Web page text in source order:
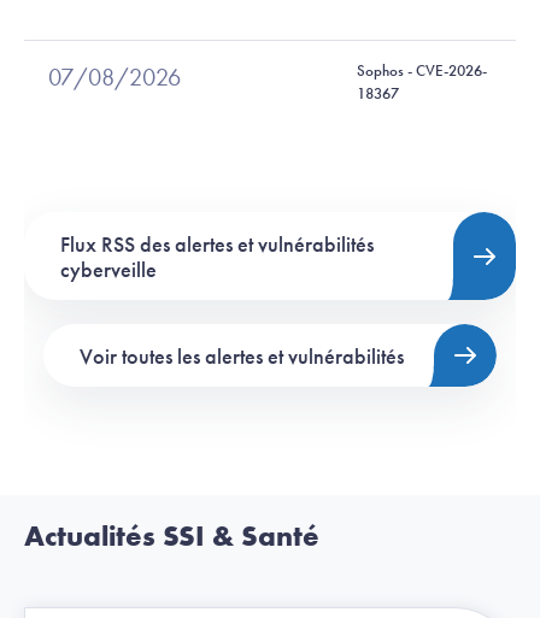
07/08/2026
Sophos - CVE-2026-
18367
Flux RSS des alertes et vulnérabilités
cyberveille
Voir toutes les alertes et vulnérabilités
Actualités SSI & Santé